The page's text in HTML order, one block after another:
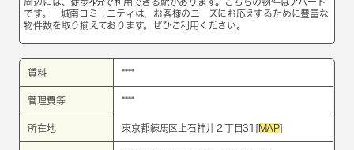
です。 城南コミュニティは、お客様のニーズにお応えするために豊富な
物件数を取り揃えております。ぜひご利用ください。
賃料 ****
管理費等 ****
所在地 東京都練馬区上石神井２丁目31[ MAP]